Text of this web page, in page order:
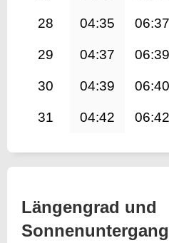
28 04:35 06:37
29 04:37 06:39
30 04:39 06:40
31 04:42 06:42
Längengrad und